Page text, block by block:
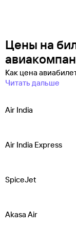
Цены на
Как цена
Читать дальше
Air India
Air India Express
SpiceJet
Akasa Air